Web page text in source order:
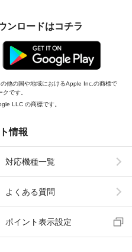
ンロードはコチラ
他の国や地域におけるApple Inc.の商標で
です。
LLC の商標です。
情報
対応機種一覧
よくある質問
ポイント表示設定